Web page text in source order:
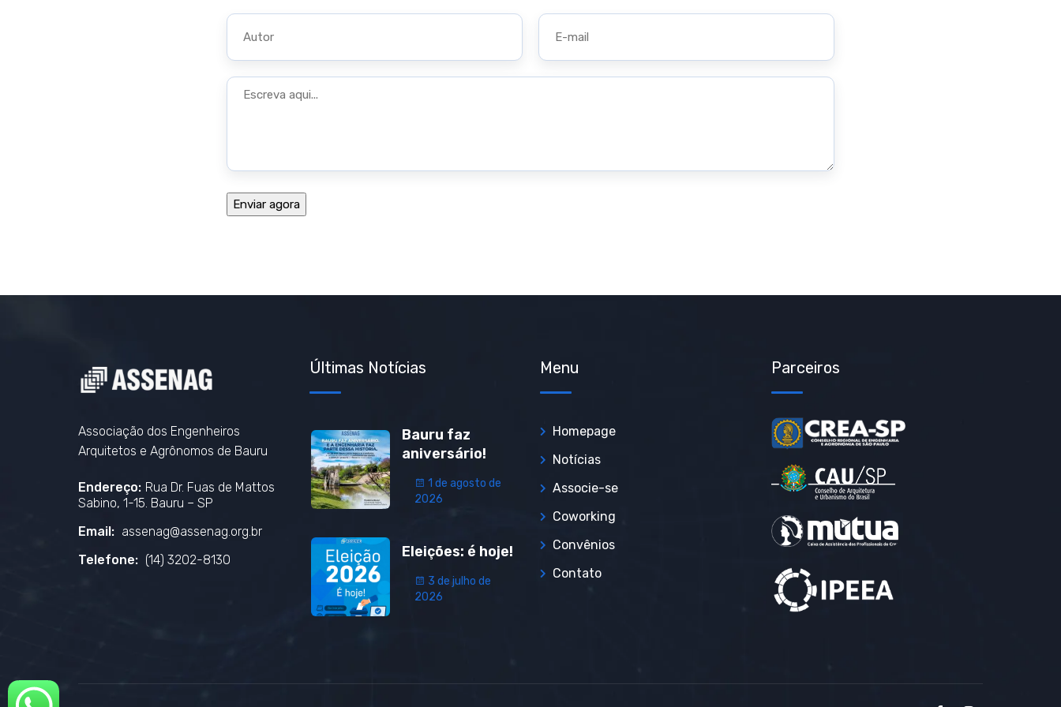
Associação dos Engenheiros
Arquitetos e Agrônomos de Bauru
Endereço: Rua Dr. Fuas de Mattos
Sabino, 1-15. Bauru – SP
Email: assenag@assenag.org.br
Telefone: (14) 3202-8130
Últimas Notícias
Bauru faz
aniversário!
1 de agosto de
2026
Eleições: é hoje!
3 de julho de
2026
Menu
Homepage
Notícias
Associe-se
Coworking
Convênios
Contato
Parceiros